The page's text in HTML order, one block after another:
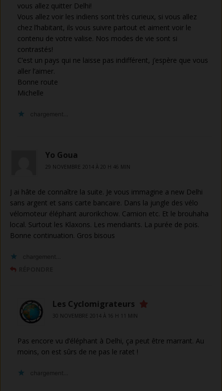
vous allez quitter Delhi!
Vous allez voir les indiens sont très curieux, si vous allez
chez l’habitant, ils vous suivre partout et aiment voir le
contenu de votre valise. Nos modes de vie sont si
contrastés!
C’est un pays qui ne laisse pas indifférent, j’espère que vous
aller l’aimer.
Bonne route
Michelle
chargement…
Yo Goua
29 NOVEMBRE 2014 À 20 H 46 MIN
J ai hâte de connaître la suite. Je vous immagine a new Delhi
sans argent et sans carte bancaire. Dans la jungle des vélo
vélomoteur éléphant aurorikchow. Camion etc. Et le brouhaha
local. Surtout les Klaxons. Les mendiants. La purée de pois.
Bonne continuation. Gros bisous
chargement…
Les Cyclomigrateurs
30 NOVEMBRE 2014 À 16 H 11 MIN
Pas encore vu d’éléphant à Delhi, ça peut être marrant. Au
moins, on est sûrs de ne pas le ratet !
chargement…